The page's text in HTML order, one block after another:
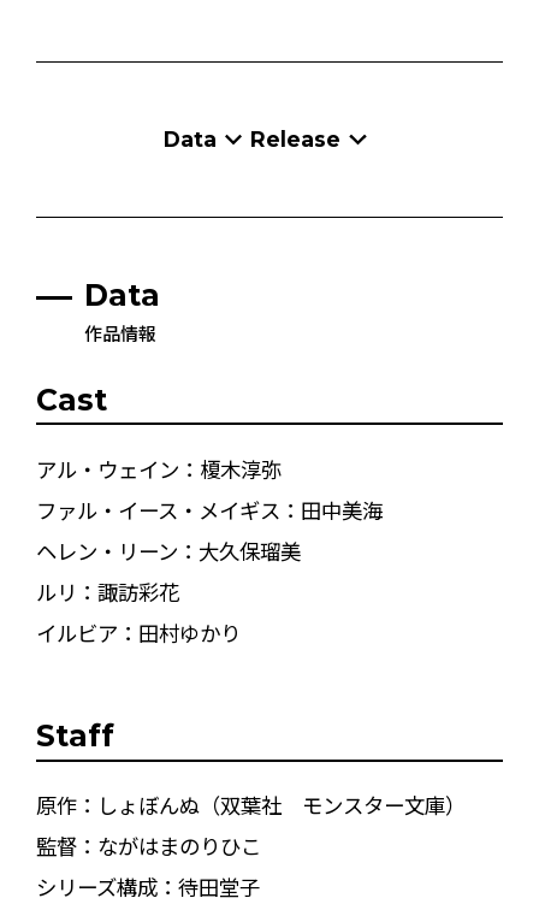
Data Release
Data
作品情報
Cast
アル・ウェイン：榎木淳弥
ファル・イース・メイギス：田中美海
ヘレン・リーン：大久保瑠美
ルリ：諏訪彩花
イルビア：田村ゆかり
Staff
原作：しょぼんぬ（双葉社 モンスター文庫）
監督：ながはまのりひこ
シリーズ構成：待田堂子